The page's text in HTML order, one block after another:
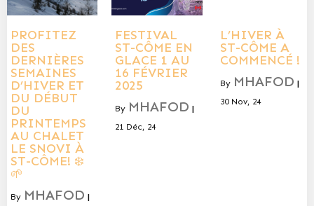
PROFITEZ
DES
DERNIÈRES
SEMAINES
D’HIVER ET
DU DÉBUT
DU
PRINTEMPS
AU CHALET
LE SNOVI À
ST-CÔME! ❄️
🌱
By MHAFOD |
FESTIVAL
ST-CÔME EN
GLACE 1 AU
16 FÉVRIER
2025
By MHAFOD |
21 Déc, 24
L’HIVER À
ST-CÔME A
COMMENCÉ !
By MHAFOD |
30 Nov, 24